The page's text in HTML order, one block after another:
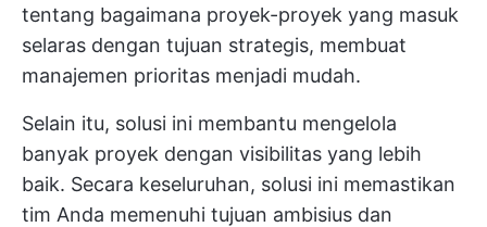
tentang bagaimana proyek-proyek yang masuk
selaras dengan tujuan strategis, membuat
manajemen prioritas menjadi mudah.
Selain itu, solusi ini membantu mengelola
banyak proyek dengan visibilitas yang lebih
baik. Secara keseluruhan, solusi ini memastikan
tim Anda memenuhi tujuan ambisius dan